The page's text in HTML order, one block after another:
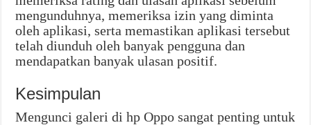
mengunduhnya, memeriksa izin yang diminta
oleh aplikasi, serta memastikan aplikasi tersebut
telah diunduh oleh banyak pengguna dan
mendapatkan banyak ulasan positif.
Kesimpulan
Mengunci galeri di hp Oppo sangat penting untuk